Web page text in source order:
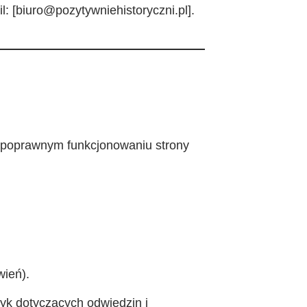
[biuro@pozytywniehistoryczni.pl].
funkcjonowaniu strony
dotyczących odwiedzin i